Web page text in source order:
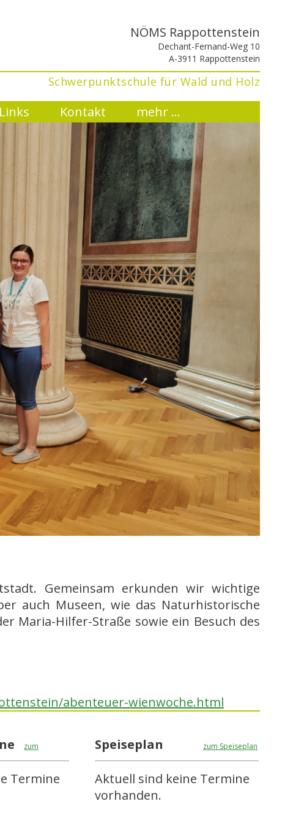
NÖMS Rappottenstein
Dechant-Fernand-Weg 10
A-3911 Rappottenstein
Schwerpunktschule für Wald und Holz
Links Kontakt mehr ...
Gemeinsam erkunden wir wichtige
auch Museen, wie das Naturhistorische
Maria-Hilfer-Straße sowie ein Besuch des
abenteuer-wienwoche.html
zum
Termine
Speiseplan zum Speiseplan
Aktuell sind keine Termine
vorhanden.